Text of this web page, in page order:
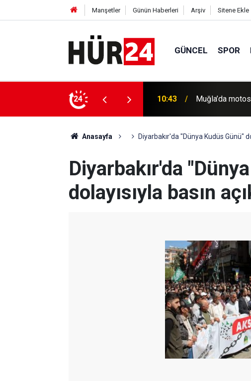
Manşetler Günün Haberleri Arşiv Sitene Ekle
GÜNCEL SPOR
24 10:36 Rusya:
Anasayfa Diyarbakır'da "Dünya Kudüs Günü"
Diyarbakır'da
dolayısıyla basın